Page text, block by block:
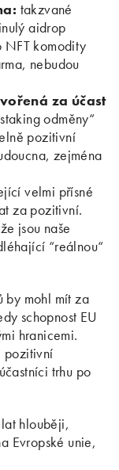
takzvané
aidrop
NFT komodity
nebudou
za účast
odměny“
pozitivní
zejména
velmi přísné
za pozitivní.
jsou naše
“reálnou“
by mohl mít za
schopnost EU
hranicemi.
pozitivní
trhu po
hlouběji,
Evropské unie,